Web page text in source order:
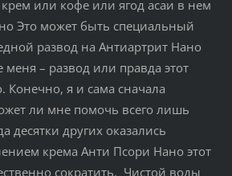
или кофе или ягод асаи в нем
Это может быть специальный
развод на Антиартрит Нано
– развод или правда этот
Конечно, я и сама сначала
ли мне помочь всего лишь
десятки других оказались
крема Анти Псори Нано этот
сократить. Чистой воды